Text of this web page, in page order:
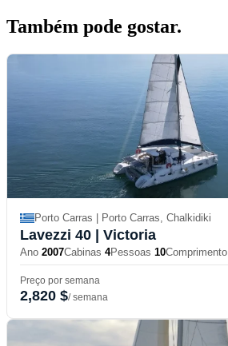
Também pode gostar.
Porto Carras | Porto Carras, Chalkidiki
Lavezzi 40 | Victoria
Ano 2007Cabinas 4Pessoas 10Comprimento
Preço por semana
2,820 $/ semana